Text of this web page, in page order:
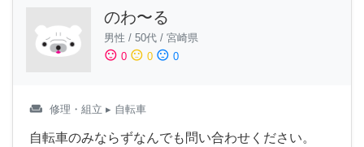
のわ〜る
男性 / 50代 / 宮崎県
sentiment_satisfied 0 sentiment_neutral 0 sentiment_dissatisfied 0
weekend 修理・組立 ▸ 自転車
自転車のみならずなんでも問い合わせください。